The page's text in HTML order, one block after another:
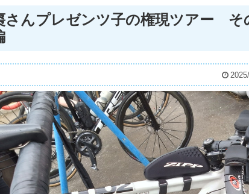
さんプレゼンツ子の権現ツアー